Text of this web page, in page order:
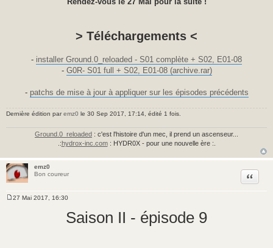
> Téléchargements <
- installer Ground.0_reloaded - S01 complète + S02, E01-08
- G0R- S01 full + S02, E01-08 (archive.rar)
- patchs de mise à jour à appliquer sur les épisodes précédents
Dernière édition paremz0 le 30 Sep 2017, 17:14, édité 1 fois.
Ground.0_reloaded : c'est l'histoire d'un mec, il prend un ascenseur...
.:hydrox-inc.com: HYDR0X - pour une nouvelle ère :.
emz0
Bon coureur
Citer
27 Mai 2017, 16:30
Saison II - épisode 9